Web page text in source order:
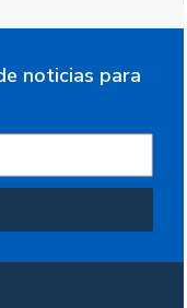
noticias para